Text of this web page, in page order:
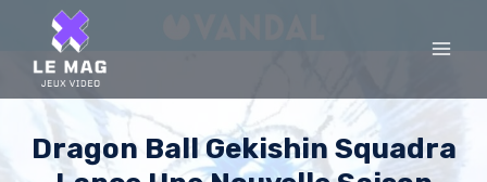
content
Dragon Ball Gekishin Squadra